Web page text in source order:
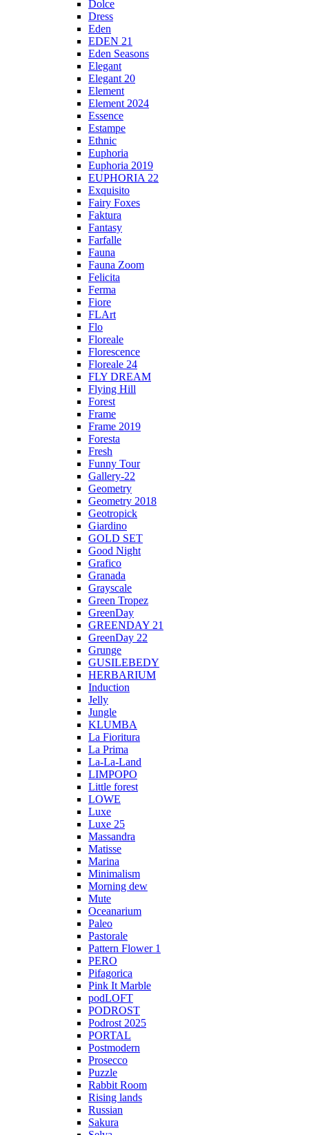
Dolce
Dress
Eden
EDEN 21
Eden Seasons
Elegant
Elegant 20
Element
Element 2024
Essence
Estampe
Ethnic
Euphoria
Euphoria 2019
EUPHORIA 22
Exquisito
Fairy Foxes
Faktura
Fantasy
Farfalle
Fauna
Fauna Zoom
Felicita
Ferma
Fiore
FLArt
Flo
Floreale
Florescence
Floreale 24
FLY DREAM
Flying Hill
Forest
Frame
Frame 2019
Foresta
Fresh
Funny Tour
Gallery-22
Geometry
Geometry 2018
Geotropick
Giardino
GOLD SET
Good Night
Grafico
Granada
Grayscale
Green Tropez
GreenDay
GREENDAY 21
GreenDay 22
Grunge
GUSILEBEDY
HERBARIUM
Induction
Jelly
Jungle
KLUMBA
La Fioritura
La Prima
La-La-Land
LIMPOPO
Little forest
LOWE
Luxe
Luxe 25
Massandra
Matisse
Marina
Minimalism
Morning dew
Mute
Oceanarium
Paleo
Pastorale
Pattern Flower 1
PERO
Pifagorica
Pink It Marble
podLOFT
PODROST
Podrost 2025
PORTAL
Postmodern
Prosecco
Puzzle
Rabbit Room
Rising lands
Russian
Sakura